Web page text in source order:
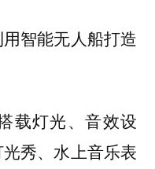
智能无人船打造
载灯光、音效设
秀、水上音乐表